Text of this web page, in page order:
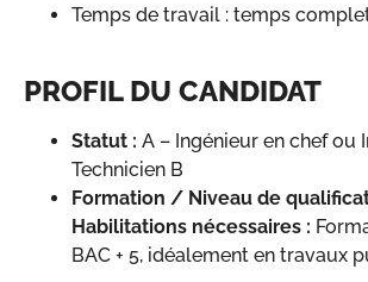
Temps de travail : temps
PROFIL DU CANDIDAT
Statut : A – Ingénieur en chef ou
Technicien B
Formation / Niveau de
Habilitations nécessaires :
BAC + 5, idéalement en travaux